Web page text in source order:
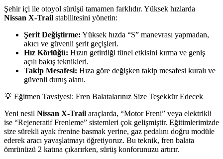
Şehir içi ile otoyol sürüşü tamamen farklıdır. Yüksek hızlarda
Nissan X-Trail stabilitesini yönetin:
Şerit Değiştirme: Yüksek hızda “S” manevrası yapmadan,
akıcı ve güvenli şerit geçişleri.
Hız Körlüğü: Hızın getirdiği tünel etkisini kırma ve geniş
açılı bakış teknikleri.
Takip Mesafesi: Hıza göre değişken takip mesafesi kuralı ve
güvenli duruş alanı.
💡 Eğitmen Tavsiyesi: Fren Balatalarınız Size Teşekkür Edecek
Yeni nesil Nissan X-Trail araçlarda, “Motor Freni” veya elektrikli
ise “Rejeneratif Frenleme” sistemleri çok gelişmiştir. Eğitimlerimizde
size sürekli ayak frenine basmak yerine, gaz pedalını doğru modüle
ederek aracı yavaşlatmayı öğretiyoruz. Bu teknik, fren balata
ömrünüzü 2 katına çıkarırken, sürüş konforunuzu artırır.